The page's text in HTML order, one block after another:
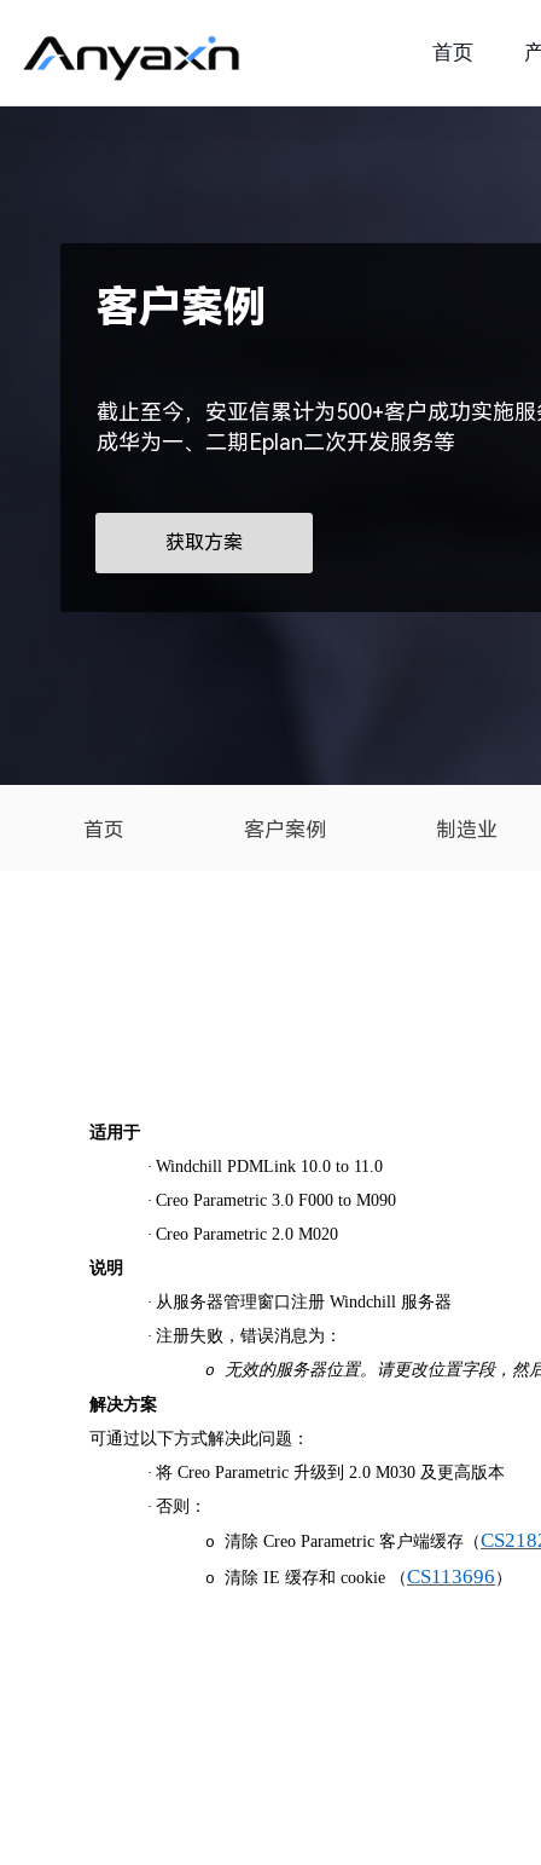
客户案例
截止至今，安亚信累计为500+客户成功实施
成华为一、二期Eplan二次开发服务等
获取方案
首页 客户案例 制造业
适用于
· Windchill PDMLink 10.0 to 11.0
· Creo Parametric 3.0 F000 to M090
· Creo Parametric 2.0 M020
说明
· 从服务器管理窗口注册 Windchill 服务器
· 注册失败，错误消息为：
o
无效的服务器位置。请更改位置字段，然
解决方案
可通过以下方式解决此问题：
· 将 Creo Parametric 升级到 2.0 M030 及更高版本
· 否则：
o 清除 Creo Parametric 客户端缓存（
o 清除 IE 缓存和 cookie （CS113696 ）
首页